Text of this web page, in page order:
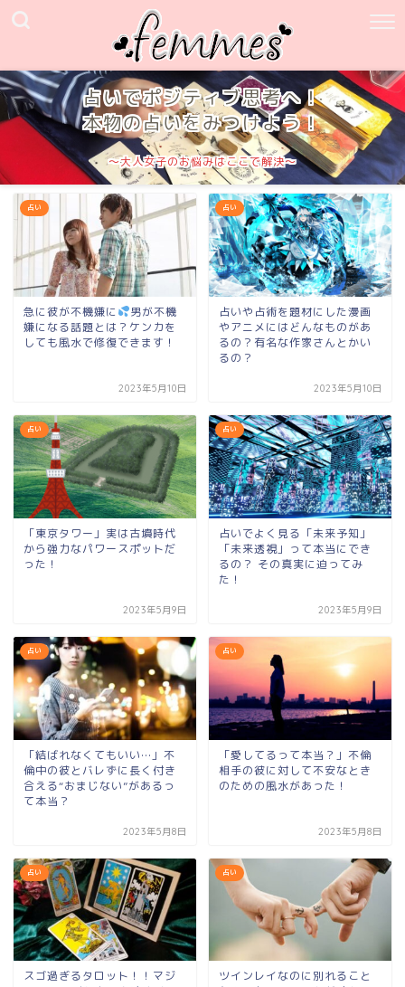
占いでポジティブ思考へ！
本物の占いをみつけよう！
～大人女子のお悩みはここで解決～
占い
急に彼が不機嫌に
男が不機
嫌になる話題とは？ケンカを
しても風水で修復できます！
2023年5月10日
占い
占いや占術を題材にした漫画
やアニメにはどんなものがあ
るの？有名な作家さんとかい
るの？
2023年5月10日
占い
「東京タワー」実は古墳時代
から強力なパワースポットだ
った！
2023年5月9日
占い
占いでよく見る「未来予知」
「未来透視」って本当にでき
るの？ その真実に迫ってみ
た！
2023年5月9日
占い
「結ばれなくてもいい…」不
倫中の彼とバレずに長く付き
合える“おまじない”があるっ
て本当？
2023年5月8日
占い
「愛してるって本当？」不倫
相手の彼に対して不安なとき
のための風水があった！
2023年5月8日
占い
スゴ過ぎるタロット！！マジ
占い
ツインレイなのに別れること